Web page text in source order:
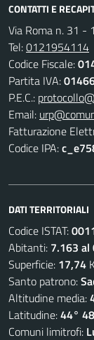
CONTATTI E
Via Roma n. 31 -
Tel:0121954114
Codice Fiscale:
Partita IVA:
P.E.C.:
Email:
Fatturazione
Codice IPA:
DATI TERRITORIALI
Codice ISTAT:
Abitanti: 7.163 al
Superficie: 17,74
Santo patrono:
Altitudine media:
Latitudine:44°
Comuni limitrofi: